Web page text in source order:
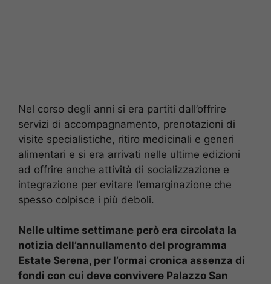
Nel corso degli anni si era partiti dall’offrire
servizi di accompagnamento, prenotazioni di
visite specialistiche, ritiro medicinali e generi
alimentari e si era arrivati nelle ultime edizioni
ad offrire anche attività di socializzazione e
integrazione per evitare l’emarginazione che
spesso colpisce i più deboli.
Nelle ultime settimane però era circolata la
notizia dell’annullamento del programma
Estate Serena, per l’ormai cronica assenza di
fondi con cui deve convivere Palazzo San